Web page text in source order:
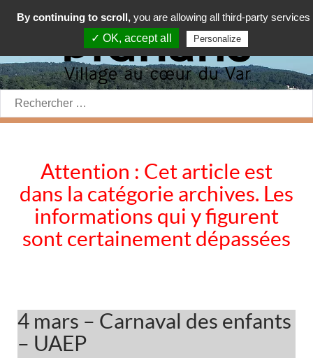
Rechercher:
Attention : Cet article est
dans la catégorie archives. Les
informations qui y figurent
sont certainement dépassées
4 mars – Carnaval des enfants
– UAEP
By continuing to scroll, you are allowing all third-party services
✓ OK, accept all
Personalize